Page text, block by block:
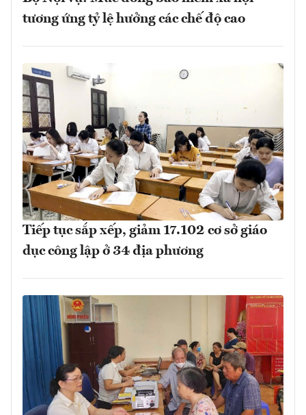
tương ứng tỷ lệ hưởng các chế độ cao
Tiếp tục sắp xếp, giảm 17.102 cơ sở giáo
dục công lập ở 34 địa phương